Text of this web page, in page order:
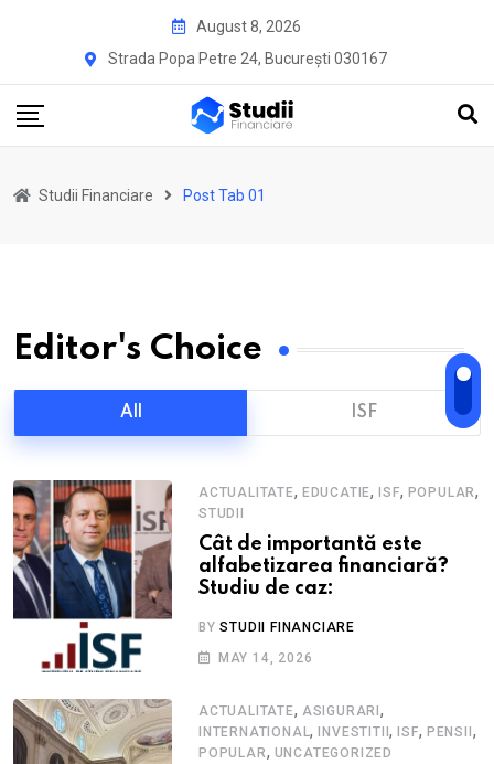
August 8, 2026
Strada Popa Petre 24, București 030167
Studii Financiare Post Tab 01
Editor's Choice
All ISF
ACTUALITATE, EDUCATIE, ISF, POPULAR,
STUDII
Cât de importantă este
alfabetizarea financiară?
Studiu de caz:
BYSTUDII FINANCIARE
MAY 14, 2026
ACTUALITATE, ASIGURARI,
INTERNATIONAL, INVESTITII, ISF, PENSII ,
POPULAR, UNCATEGORIZED